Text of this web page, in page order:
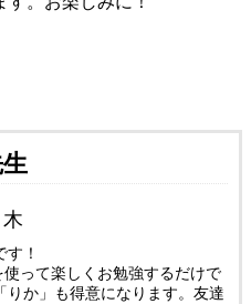
！
って楽しくお勉強するだけで
りか」も得意になります。友達